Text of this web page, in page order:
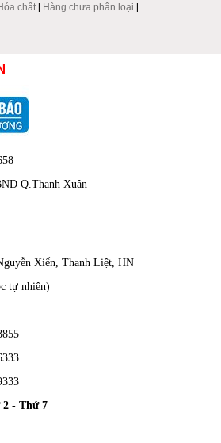
chất | Hàng chưa phân loại |
Q.Thanh Xuân
Xiển, Thanh Liệt, HN
tự nhiên)
- Thứ 7